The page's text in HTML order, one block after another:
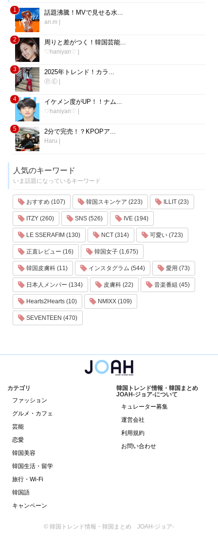
1 話題沸騰！MVで見せる水...
an.m |
2 周りと差がつく！韓国芸能...
♡haniyan♡ |
3 2025年トレンド！カラ...
Ⓟ.Ⓔ |
4 イケメン度がUP！！ナム...
♡haniyan♡ |
5 2分で完売！？KPOPア...
Haru |
人気のキーワード
いま話題になっているキーワード
おすすめ (107) 韓国スキンケア (223) ILLIT (23)
ITZY (260) SNS (526) IVE (194)
LE SSERAFIM (130) NCT (314) 可愛い (723)
正直レビュー (16) 韓国女子 (1,675)
韓国皮膚科 (11) インスタグラム (544) 愛用 (73)
日本人メンバー (134) 皮膚科 (22) 音楽番組 (45)
Hearts2Hearts (10) NMIXX (109)
SEVENTEEN (470)
カテゴリ
ファッション
グルメ・カフェ
芸能
恋愛
韓国美容
韓国生活・留学
旅行・Wi-Fi
韓国語
キャンペーン
韓国トレンド情報・韓国まとめ
JOAH-ジョア-について
キュレーター募集
運営会社
利用規約
お問い合わせ
© 韓国トレンド情報・韓国まとめ JOAH-ジョア-